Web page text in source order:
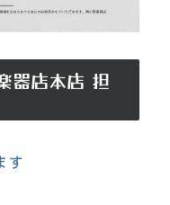
器店本店 担
す